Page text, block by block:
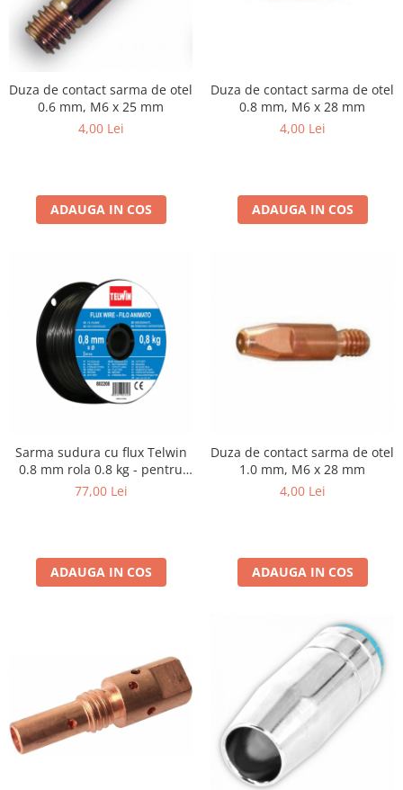
Accesorii sudura
Masti sudura
Sarma sudura MIG/MAG
Electrozi sudura MMA
Baghete si Electrozi sudura
Pistolete sudura TIG/WIG
Accesorii MIG/MAG
Accesorii TIG/WIG
Accesorii sudura in puncte
Accesorii taiere cu plasma
Accesorii tras tabla-tinichigerie
Butelii gaz
Reductoare presiune gaz
Generatoare Insonorizate
Generatoare Uz general
Generatoare pentru sudare
Automatizari generatoare
Accesorii generatoare
Generatoare de curent continuu
Duza de contact sarma de otel
0.6 mm, M6 x 25 mm
4,00 Lei
ADAUGA IN COS
Duza de contact sarma de otel
0.8 mm, M6 x 28 mm
4,00 Lei
ADAUGA IN COS
Sarma sudura cu flux Telwin
0.8 mm rola 0.8 kg - pentru
sudura fara gaz
77,00 Lei
ADAUGA IN COS
Duza de contact sarma de otel
1.0 mm, M6 x 28 mm
4,00 Lei
ADAUGA IN COS